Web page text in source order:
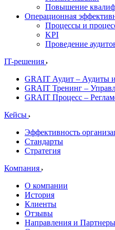
Повышение
Операционная
Процессы и
KPI
Проведение
IT-решения
GRAIT Аудит – Аудиты и
GRAIT Тренинг –
GRAIT Процесс –
Кейсы
Эффективность
Стандарты
Стратегия
Компания
О компании
История
Клиенты
Отзывы
Направления и Партнеры